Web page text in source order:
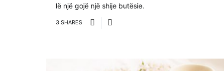
lë një gojë një shije butësie.
3 SHARES